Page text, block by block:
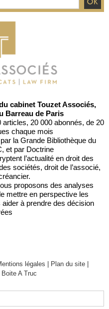
cabinet Touzet Associés,
Barreau de Paris
articles, 20 000 abonnés, de 20
chaque mois
la Grande Bibliothèque du
, et par Doctrine
l’actualité en droit des
sociétés, droit de l’associé,
proposons des analyses
mettre en perspective les
à prendre des décision
légales Plan du site|
A Truc